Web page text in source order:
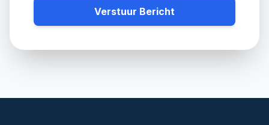
Verstuur Bericht